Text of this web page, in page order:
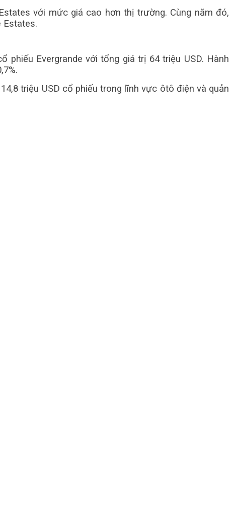
với mức giá cao hơn thị trường. Cùng năm đó,
Estates.
Evergrande với tổng giá trị 64 triệu USD. Hành
triệu USD cổ phiếu trong lĩnh vực ôtô điện và quản